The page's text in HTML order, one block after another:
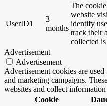
UserID1
3
months
The
website
identify
track their
collected
Advertisement
Advertisement
Advertisement cookies are
and marketing campaigns.
websites and collect
Cookie